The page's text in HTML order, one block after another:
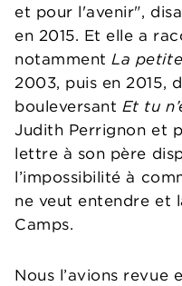
et pour l'avenir",
en 2015. Et elle a
notammentLa
2003, puis en 2015,
bouleversant Et tu
Judith Perrignon et
lettre à son père
l’impossibilité à
ne veut entendre et
Camps.
Nous l’avions revue